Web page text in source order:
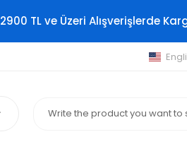
2900 TL ve Üzeri Alışverişlerde